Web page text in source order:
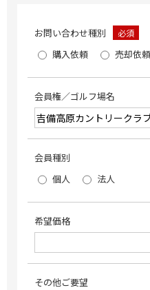
お問い合わせ種別 必須
購入依頼 売却依頼
会員権／ゴルフ場名
会員種別
個人
法人
希望価格
その他ご要望